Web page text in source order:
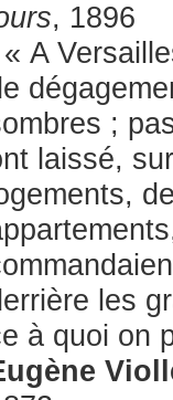
, 1896
« A
;
laissé,
les
à quoi on